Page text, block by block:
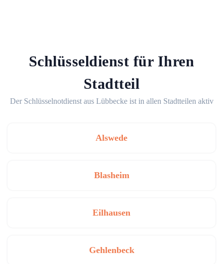
Schlüsseldienst für Ihren
Stadtteil
Der Schlüsselnotdienst aus Lübbecke ist in allen Stadtteilen aktiv
Alswede
Blasheim
Eilhausen
Gehlenbeck